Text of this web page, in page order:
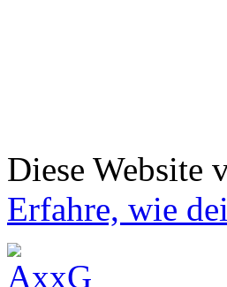
Diese Website
Erfahre, wie